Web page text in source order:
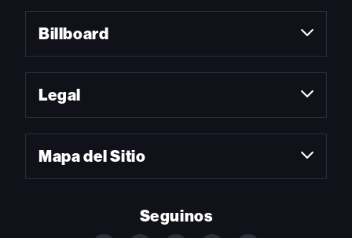
Billboard
Legal
Mapa del Sitio
Seguinos